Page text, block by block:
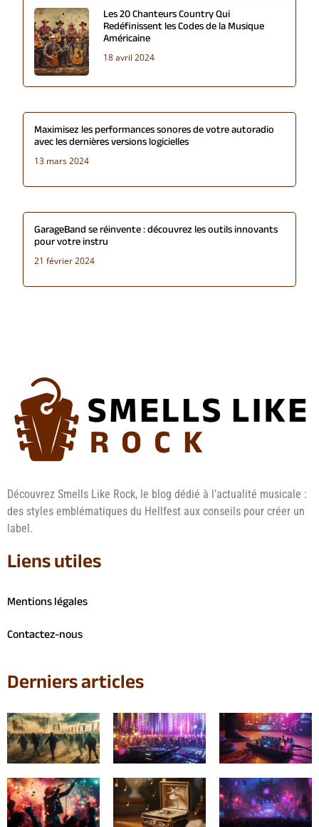
Les 20 Chanteurs Country Qui
Redéfinissent les Codes de la Musique
Américaine
18 avril 2024
Maximisez les performances sonores de votre autoradio
avec les dernières versions logicielles
13 mars 2024
GarageBand se réinvente : découvrez les outils innovants
pour votre instru
21 février 2024
Découvrez Smells Like Rock, le blog dédié à l’actualité musicale :
des styles emblématiques du Hellfest aux conseils pour créer un
label.
Liens utiles
Mentions légales
Contactez-nous
Derniers articles